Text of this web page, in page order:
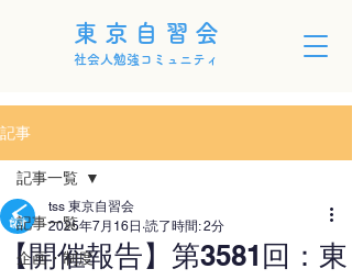
東京自習会
社会人勉強コミュニティ
記事
記事一覧
企画・制度
記事一覧
【開催報告】第3581回：東
tss 東京自習会
2025年7月16日 読了時間: 2分